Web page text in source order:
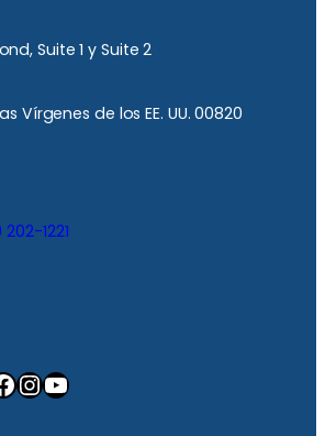
Suite 1 y Suite 2
Vírgenes de los EE. UU. 00820
1221
InstagramYouTube